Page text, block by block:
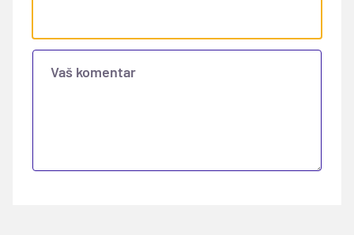
Vaš komentar